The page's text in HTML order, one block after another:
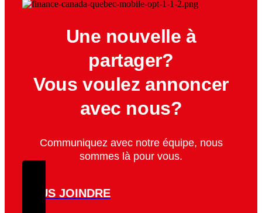
Une nouvelle à
partager?
Vous voulez annoncer
avec nous?
Communiquez avec notre équipe, nous
sommes là pour vous.
NOUS JOINDRE